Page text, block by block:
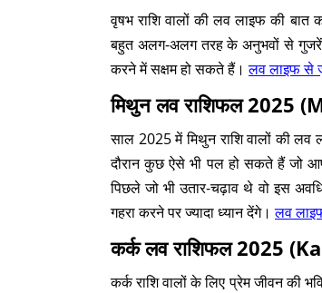
वृषभ राशि वालों की लव लाइफ की
बहुत अलग-अलग तरह के अनुभवों से
करने में सक्षम हो सकते हैं।लव लाइफ से
मिथुन लव राशिफल
साल 2025 में मिथुन राशि वालों की लव
दौरान कुछ ऐसे भी पल हो सकते हैं जो
पिछले जो भी उतार-चढ़ाव थे वो इस
गहरा करने पर ज्यादा ध्यान देंगे।लव
कर्क लव राशिफल 2025
कर्क राशि वालों के लिए प्रेम जीवन की